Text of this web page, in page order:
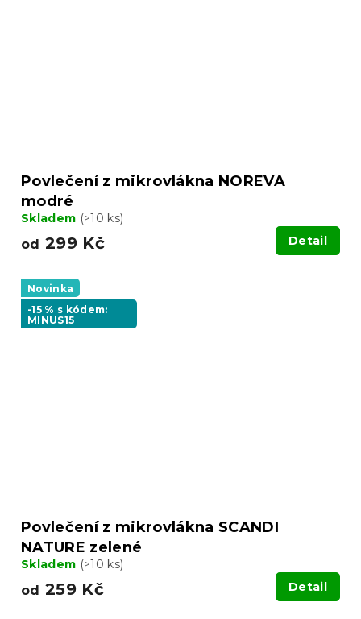
Povlečení z mikrovlákna NOREVA
modré
Skladem (>10 ks)
od 299 Kč Detail
Novinka
-15 % s kódem:
MINUS15
Povlečení z mikrovlákna SCANDI
NATURE zelené
Skladem (>10 ks)
od 259 Kč Detail